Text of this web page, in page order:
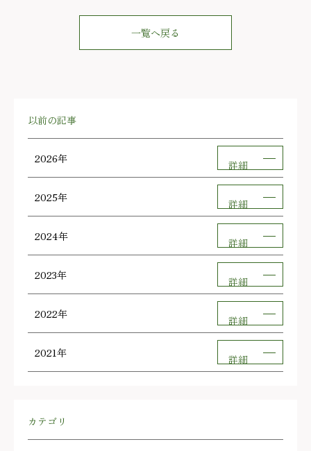
一覧へ戻る
以前の記事
2026年 詳細
2025年 詳細
2024年 詳細
2023年 詳細
2022年 詳細
2021年 詳細
カテゴリ